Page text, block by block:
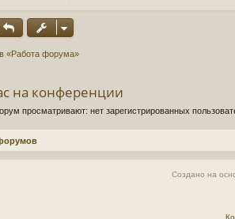
«Работа форума»
на конференции
просматривают: нет зарегистрированных
Создано на